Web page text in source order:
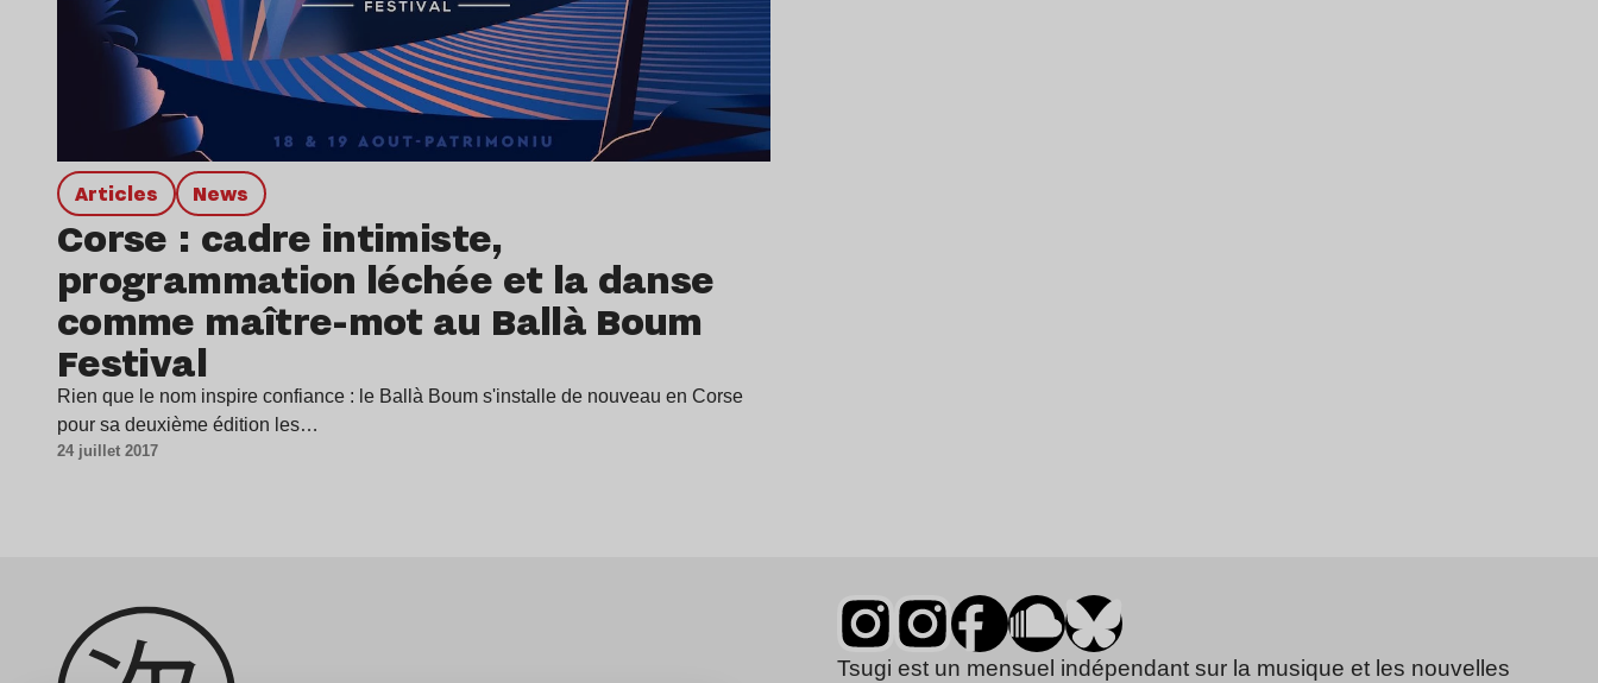
Articles news
Corse : cadre intimiste,
programmation léchée et la danse
comme maître-mot au Ballà Boum
Festival
Rien que le nom inspire confiance : le Ballà Boum s'installe de nouveau en Corse
pour sa deuxième édition les…
24 juillet 2017
Tsugi est un mensuel indépendant sur la musique et les nouvelles